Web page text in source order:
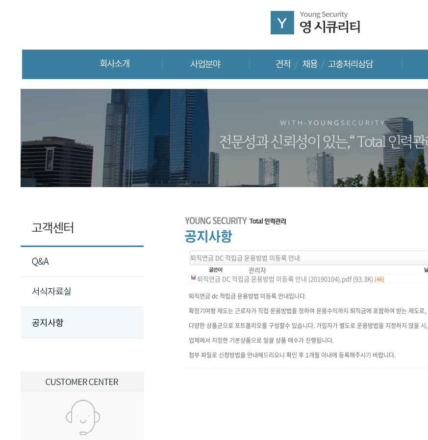
퇴직연금 DC 적립금 운용방법 미등록 안내
관리자
퇴직연금 DC 적립금 운용방법 미등록 안내 (20190104).pdf (93.3K) [46]
퇴직연금 dc 적립금 운용방법 미등록 안내입니다.
확정기여형 제도는 근로자가 직접 운용방법을 정하여 운용수익까지 퇴직금에 포함하여 받는 제도로,
다양한 상품군으로 포트폴리오를 구성할수 있습니다. 가입자가 별도로 운용방법을 지정하지 않을 시,
업체에서 지정한 기본상품으로 일괄 상품 매수가 진행됩니다.
첨부 파일로 신청방법을 안내해드리오니 확인 후 1개월 이내에 등록해주시기 바랍니다.